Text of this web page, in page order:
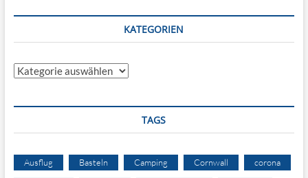
KATEGORIEN
Kategorien
TAGS
Ausflug Basteln Camping Cornwall corona